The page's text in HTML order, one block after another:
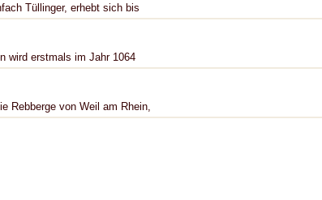
Tüllinger, erhebt sich bis
wird erstmals im Jahr 1064
Rebberge von Weil am Rhein,